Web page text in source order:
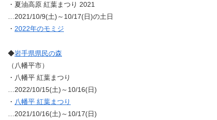
・夏油高原 紅葉まつり 2021
…2021/10/9(土)～10/17(日)の土日
・ 2022年のモミジ
◆岩手県県民の森
（八幡平市）
・八幡平 紅葉まつり
…2022/10/15(土)～10/16(日)
・ 八幡平 紅葉まつり
…2021/10/16(土)～10/17(日)